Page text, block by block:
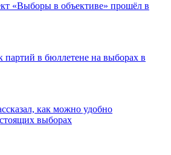
«Выборы в объективе» прошёл в
в бюллетене на выборах в
как можно удобно
выборах